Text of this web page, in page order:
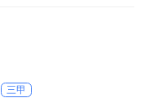
裹，用温水擦拭
处，水温控制在
。保持室内通风，
吹风。
三甲